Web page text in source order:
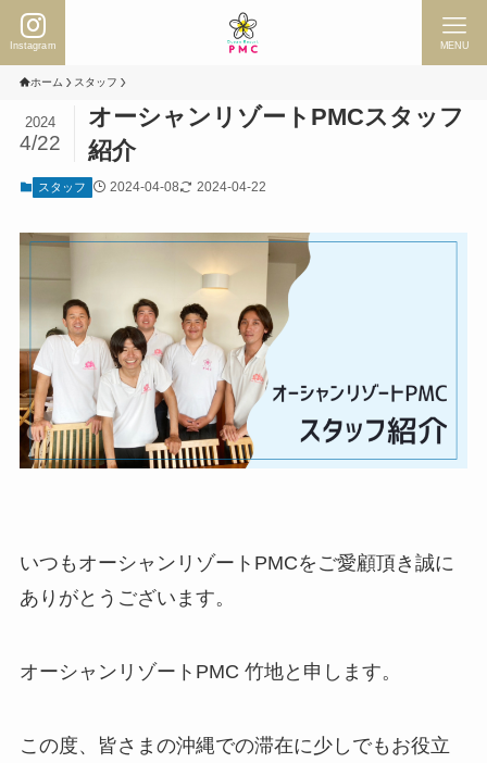
Instagram MENU
ホーム スタッフ
オーシャンリゾートPMCスタッフ
紹介
2024
4/22
スタッフ 2024-04-08 2024-04-22
いつもオーシャンリゾートPMCをご愛顧頂き誠に
ありがとうございます。
オーシャンリゾートPMC 竹地と申します。
この度、皆さまの沖縄での滞在に少しでもお役立